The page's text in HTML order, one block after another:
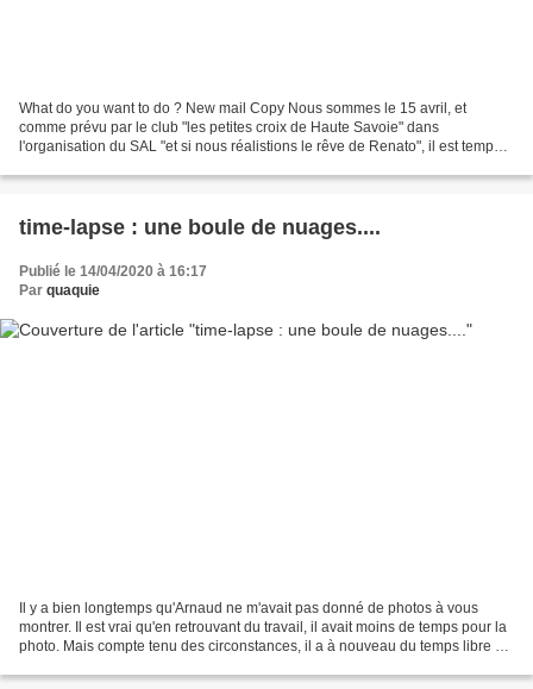
What do you want to do ? New mail Copy Nous sommes le 15 avril, et
comme prévu par le club "les petites croix de Haute Savoie" dans
l'organisation du SAL "et si nous réalistions le rêve de Renato", il est temps
time-lapse : une boule de nuages....
Publié le 14/04/2020 à 16:17
Par quaquie
Il y a bien longtemps qu'Arnaud ne m'avait pas donné de photos à vous
montrer. Il est vrai qu'en retrouvant du travail, il avait moins de temps pour la
photo. Mais compte tenu des circonstances, il a à nouveau du temps libre à